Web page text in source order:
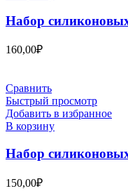
Набор
160,00₽
Сравнить
Быстрый просмотр
Добавить в избранное
В корзину
Набор
150,00₽